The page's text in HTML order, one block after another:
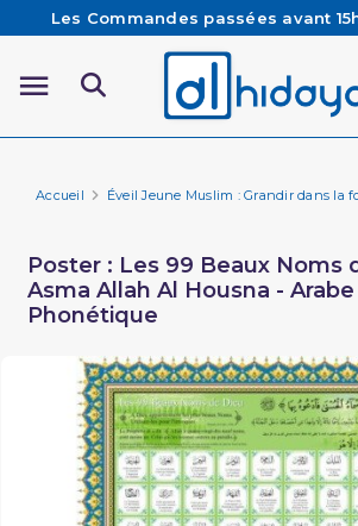
Les Commandes passées avant
sont préparées et expédiées le
Besoin d'aide ? Retrouvez
Livraison offerte à partir de
Accueil Éveil Jeune Muslim : Grandir dans la
Poster : Les 99 Beaux Noms
Asma Allah Al Housna -
Phonétique